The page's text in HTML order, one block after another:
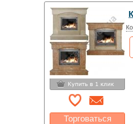
Материал: Полированные
Volakas или Crema Mare.
Исполнение: Прямой
Торговаться